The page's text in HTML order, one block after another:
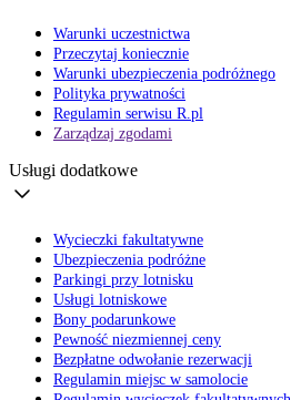
Warunki uczestnictwa
Przeczytaj koniecznie
Warunki ubezpieczenia podróżnego
Polityka prywatności
Regulamin serwisu R.pl
Zarządzaj zgodami
Usługi dodatkowe
Wycieczki fakultatywne
Ubezpieczenia podróżne
Parkingi przy lotnisku
Usługi lotniskowe
Bony podarunkowe
Pewność niezmiennej ceny
Bezpłatne odwołanie rezerwacji
Regulamin miejsc w samolocie